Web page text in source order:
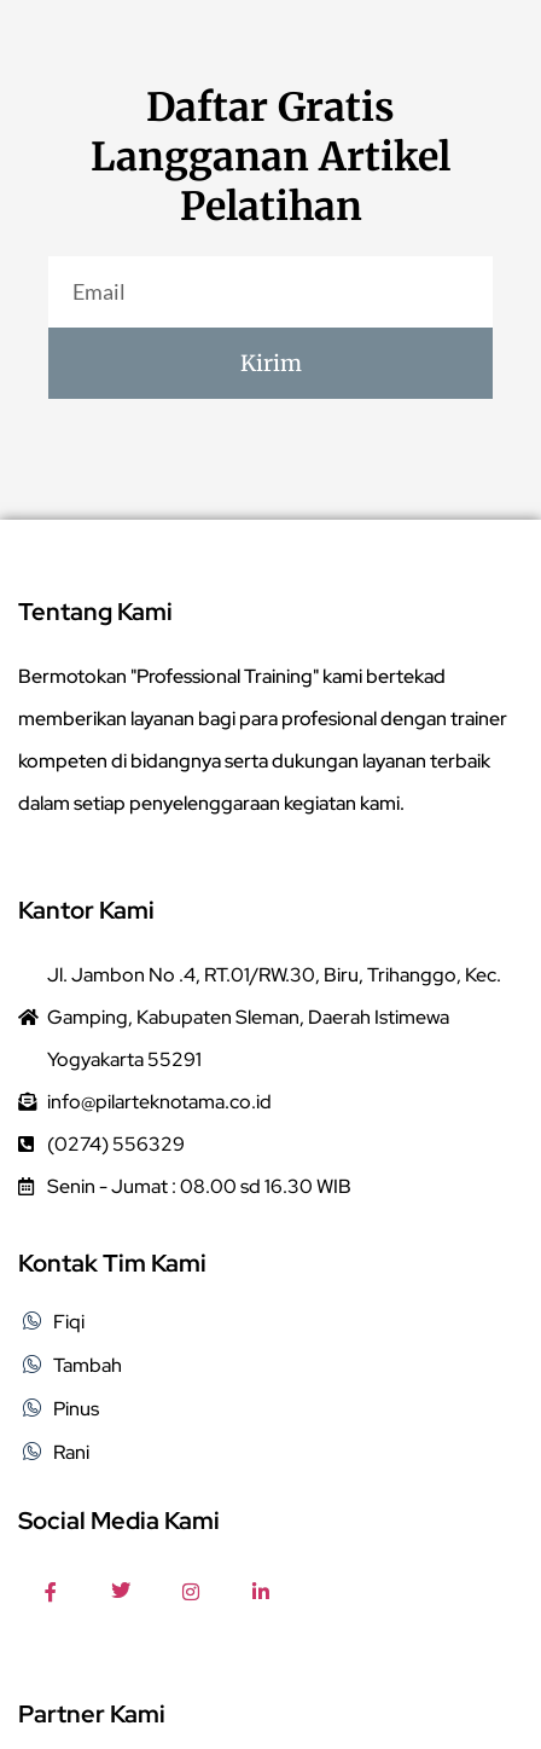
Daftar Gratis
Langganan Artikel
Pelatihan
Kirim
Tentang Kami
Bermotokan "Professional Training" kami bertekad
memberikan layanan bagi para profesional dengan trainer
kompeten di bidangnya serta dukungan layanan terbaik
dalam setiap penyelenggaraan kegiatan kami.
Kantor Kami
Jl. Jambon No .4, RT.01/RW.30, Biru, Trihanggo, Kec.
Gamping, Kabupaten Sleman, Daerah Istimewa
Yogyakarta 55291
info@pilarteknotama.co.id
(0274) 556329
Senin - Jumat : 08.00 sd 16.30 WIB
Kontak Tim Kami
Fiqi
Tambah
Pinus
Rani
Social Media Kami
Partner Kami